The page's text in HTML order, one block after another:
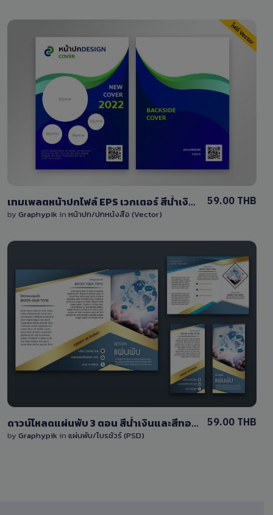
View Details
1 Sale
เทมเพลตหน้าปกไฟล์ EPS เวกเตอร์ สีน้ำเงิน-เขียว แก้ไขได้
by Graphypik in หน้าปก/ปกหนังสือ (Vector)
59.00 THB
View Details
2 Sales
ดาวน์โหลดแผ่นพับ 3 ตอน สีน้ำเงินและสีทอง หน้า-หลัง ไฟล์ PSD แก้ไขได้เอง
by Graphypik in แผ่นพับ/โบรชัวร์ (PSD)
59.00 THB